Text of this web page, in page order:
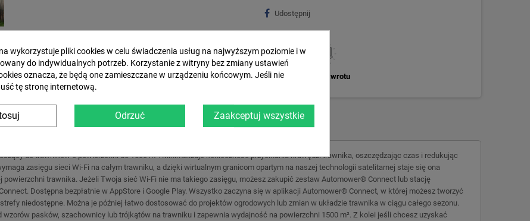
Udostępnij
Zasady dostawy Zasady zwrotu
DOSTAWA I PŁATNOŚĆ GPSR HUSQVARNA
do trawników o powierzchni do 1500 m². Minimalizuje konieczność przycinania krawędzi trawnika, oszczędzając czas i redukując
zasięgu sieci Wi-Fi na całym trawniku, a dzięki wirtualnym granicom opartym na naszej technologii satelitarnej staje się ona
powierzchni trawnika. Jeżeli Twoja sieć Wi-Fi nie ma takiego zasięgu, możesz zakupić zestaw Automower® Connect lub stację
Dostępna bezpłatnie w AppStore i Google Play. Wszystko zaczyna się w aplikacji Automower® Connect, w której możesz tworzyć
niedostępne. Można je później łatwo dostosować do projektów ogrodowych lub zmian w układzie trawnika w ciągu całego sezonu.
pasków, szachownicy lub trójkątów na trawniku i zapewnia wydajność na powierzchni 1500 m². Z kolei jeśli chcesz uzyskać
wykorzystuje pliki cookies w celu świadczenia usług na najwyższym poziomie i w
do indywidualnych potrzeb. Korzystanie z witryny bez zmiany ustawień
oznacza, że będą one zamieszczane w urządzeniu końcowym. Jeśli nie
tę stronę internetową.
Odrzuć Zaakceptuj wszystkie